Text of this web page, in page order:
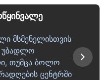
მსმენელისთვის
უბადლო
თუმცა ბოლო
ცენტრში